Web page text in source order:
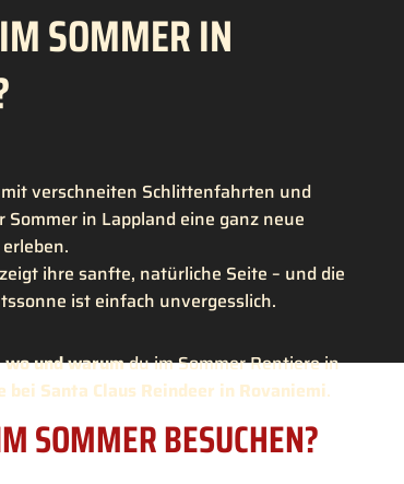
SOMMER IN
verschneiten Schlittenfahrten und
in Lappland eine ganz neue
ihre sanfte, natürliche Seite – und die
ist einfach unvergesslich.
und warumdu im Sommer Rentiere in
bei Santa Claus Reindeer in Rovaniemi.
SOMMER BESUCHEN?